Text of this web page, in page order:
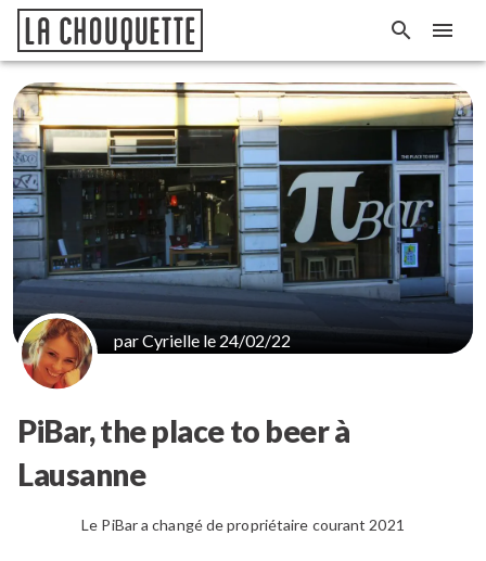
par Cyrielle le 24/02/22
PiBar, the place to beer à
Lausanne
Le PiBar a changé de propriétaire courant 2021